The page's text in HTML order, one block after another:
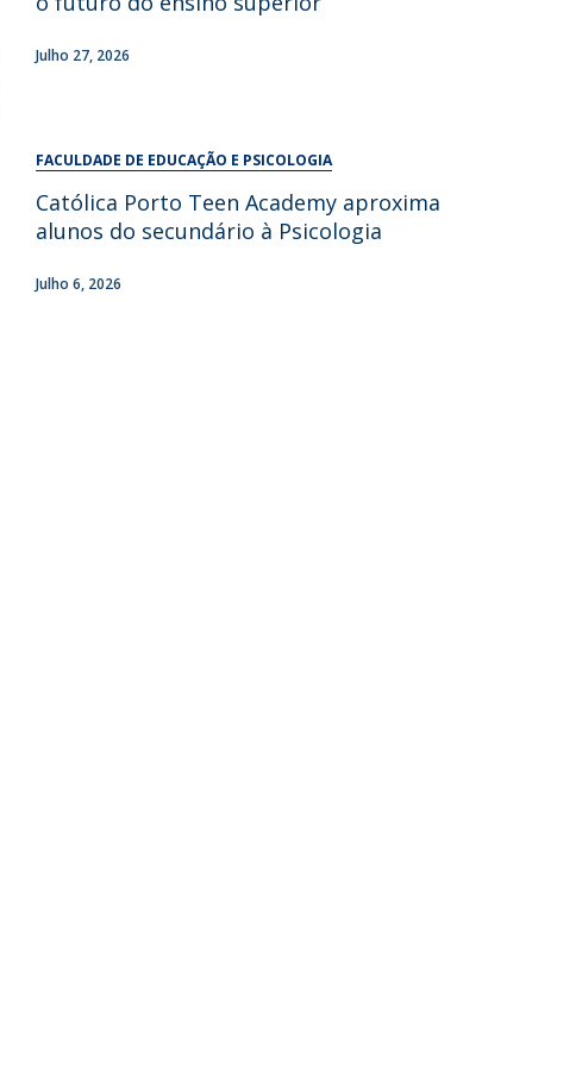
UDIP
Segurança e Emergência
Julho 27, 2026
FACULDADE DE EDUCAÇÃO E PSICOLOGIA
Católica Porto Teen Academy aproxima
alunos do secundário à Psicologia
Julho 6, 2026